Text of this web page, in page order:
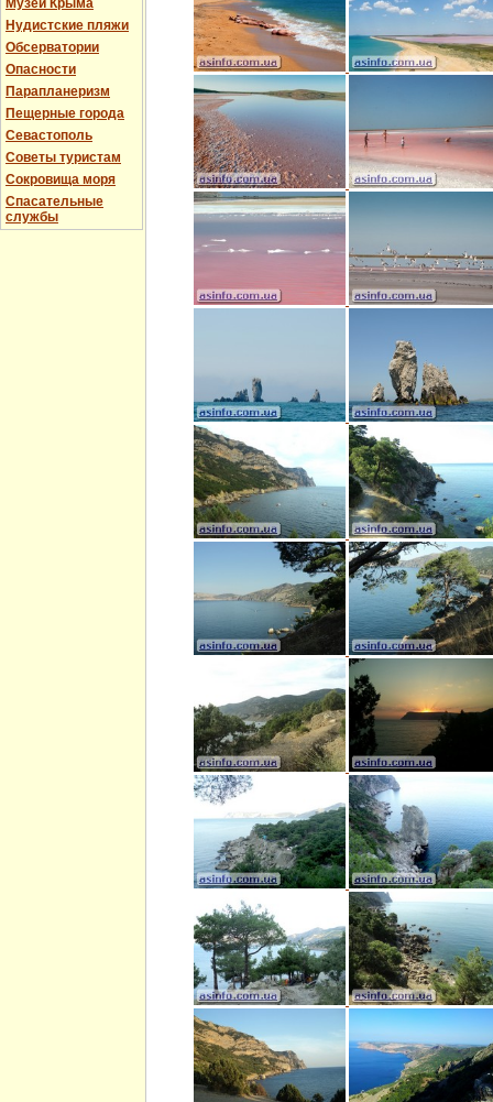
Музеи Крыма
Нудистские пляжи
Обсерватории
Опасности
Парапланеризм
Пещерные города
Севастополь
Советы туристам
Сокровища моря
Спасательные
службы